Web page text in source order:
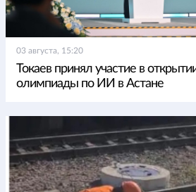
03 августа, 15:20
Токаев принял участие в
олимпиады по ИИ в Астане